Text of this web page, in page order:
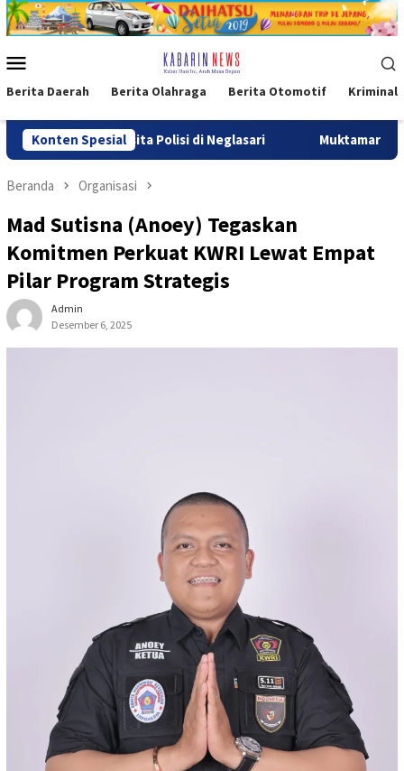
Loncat
ke
Mobile
Berita Daerah Berita Olahraga Berita Otomotif Kriminal
Konten Spesial
Disita Polisi di Neglasari Muktamar XVI Tapak Suci
Beranda Organisasi
Mad Sutisna (Anoey) Tegaskan
Komitmen Perkuat KWRI Lewat Empat
Pilar Program Strategis
Admin
Desember 6, 2025